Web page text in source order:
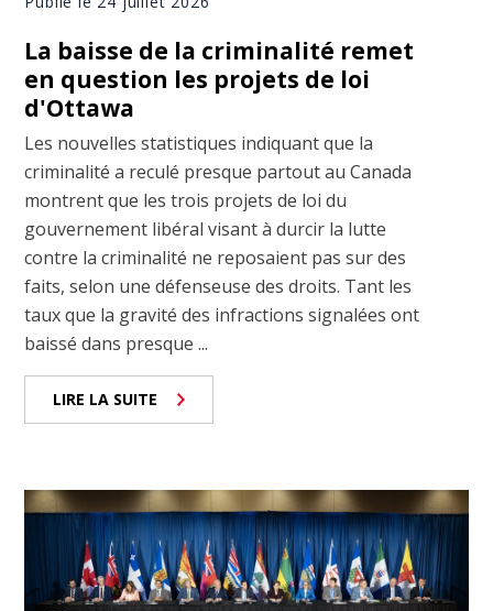
La baisse de la criminalité remet
en question les projets de loi
d'Ottawa
Les nouvelles statistiques indiquant que la
criminalité a reculé presque partout au Canada
montrent que les trois projets de loi du
gouvernement libéral visant à durcir la lutte
contre la criminalité ne reposaient pas sur des
faits, selon une défenseuse des droits. Tant les
taux que la gravité des infractions signalées ont
baissé dans presque ...
LIRE LA SUITE